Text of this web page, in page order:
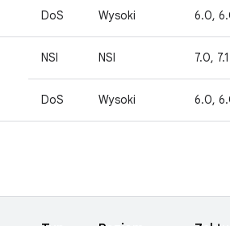
DoS Wysoki 6.0,
NSI NSI 7.0,
DoS Wysoki 6.0,